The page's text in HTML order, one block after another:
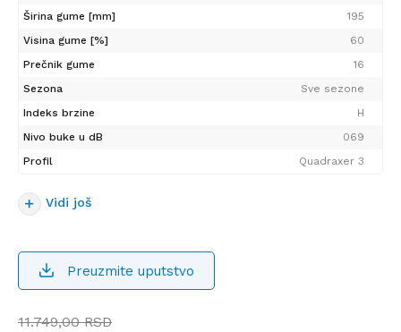
Širina gume [mm]
195
Visina gume [%]
60
Prečnik gume
16
Sezona
Sve sezone
Indeks brzine
H
Nivo buke u dB
069
Profil
Quadraxer 3
Vidi još
Preuzmite uputstvo
11.749,00 RSD